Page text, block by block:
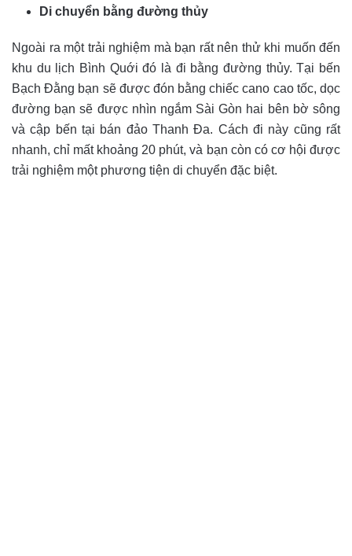
Di chuyển bằng đường thủy
Ngoài ra một trải nghiệm mà bạn rất nên thử khi muốn đến
khu du lịch Bình Quới đó là đi bằng đường thủy. Tại bến
Bạch Đằng bạn sẽ được đón bằng chiếc cano cao tốc, dọc
đường bạn sẽ được nhìn ngắm Sài Gòn hai bên bờ sông
và cập bến tại bán đảo Thanh Đa. Cách đi này cũng rất
nhanh, chỉ mất khoảng 20 phút, và bạn còn có cơ hội được
trải nghiệm một phương tiện di chuyển đặc biệt.